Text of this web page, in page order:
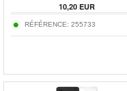
10,20EUR
RÉFÉRENCE: 255733